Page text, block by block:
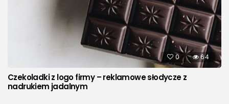
0 64
Czekoladki z logo firmy – reklamowe słodycze z
nadrukiem jadalnym